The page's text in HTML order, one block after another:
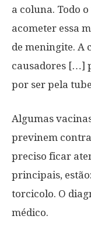
a coluna. Todo
acometer essa
de meningite. A
causadores […]
por ser pela
Algumas
previnem contra
preciso ficar
principais,
torcicolo. O
médico.